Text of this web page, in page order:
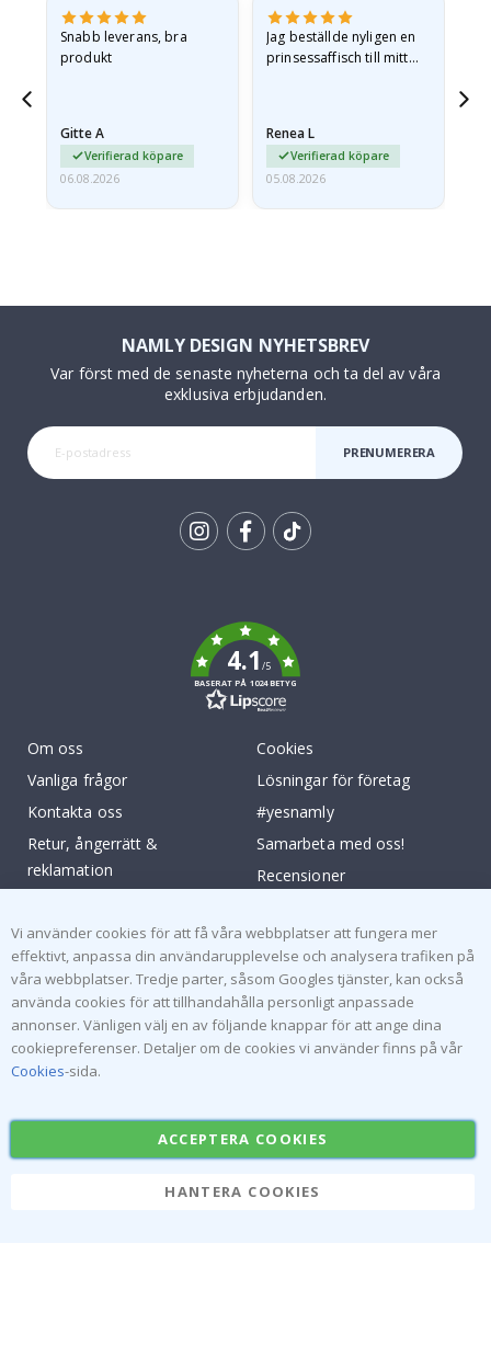
Snabb leverans, bra
produkt
Gitte A
Verifierad köpare
06.08.2026
Jag beställde nyligen en
prinsessaffisch till mitt
Renea L
Verifierad köpare
05.08.2026
NAMLY DESIGN NYHETSBREV
Var först med de senaste nyheterna och ta del av våra
exklusiva erbjudanden.
PRENUMERERA
4.1/5
BASERAT PÅ 1024 BETYG
Om oss
Vanliga frågor
Kontakta oss
Retur, ångerrätt &
reklamation
Inspiration
Cookies
Lösningar för företag
#yesnamly
Samarbeta med oss!
Recensioner
Populära Kategorier
Namnlappar
Väggdekor
Kakeldekor
Posters
Vi använder cookies för att få våra webbplatser att fungera mer
effektivt, anpassa din användarupplevelse och analysera trafiken på
våra webbplatser. Tredje parter, såsom Googles tjänster, kan också
använda cookies för att tillhandahålla personligt anpassade
annonser. Vänligen välj en av följande knappar för att ange dina
cookiepreferenser. Detaljer om de cookies vi använder finns på vår
Cookies-sida.
ACCEPTERA COOKIES
HANTERA COOKIES